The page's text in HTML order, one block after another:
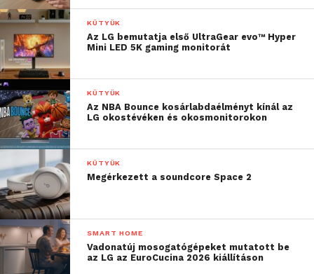
KÜTYÜK
Az LG bemutatja első UltraGear evo™ Hyper
Mini LED 5K gaming monitorát
KÜTYÜK
Az NBA Bounce kosárlabdaélményt kínál az
LG okostévéken és okosmonitorokon
KÜTYÜK
Megérkezett a soundcore Space 2
SMART HOME
Vadonatúj mosogatógépeket mutatott be
az LG az EuroCucina 2026 kiállításon